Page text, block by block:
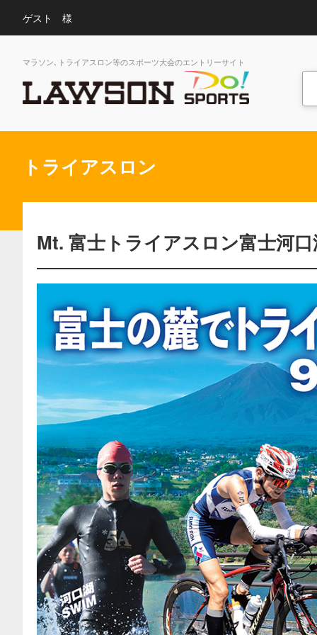
ゲスト 様
マラソン､トライアスロン等のスポーツ大会のエントリーサイト
トライアスロン
Mt. 富士トライアスロン富士河口